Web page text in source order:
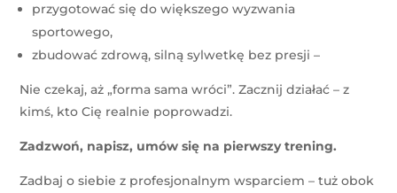
przygotować się do większego wyzwania
sportowego,
zbudować zdrową, silną sylwetkę bez presji –
Nie czekaj, aż „forma sama wróci”. Zacznij działać – z
kimś, kto Cię realnie poprowadzi.
Zadzwoń, napisz, umów się na pierwszy trening.
Zadbaj o siebie z profesjonalnym wsparciem – tuż obok